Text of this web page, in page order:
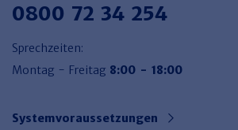
0800 72 34 254
Sprechzeiten:
Montag - Freitag 8:00 - 18:00
Systemvoraussetzungen